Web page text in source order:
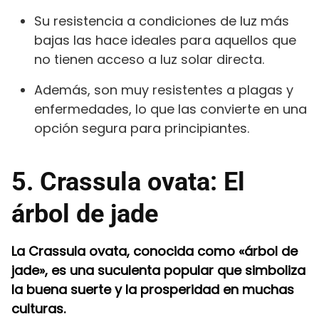
Su resistencia a condiciones de luz más
bajas las hace ideales para aquellos que
no tienen acceso a luz solar directa.
Además, son muy resistentes a plagas y
enfermedades, lo que las convierte en una
opción segura para principiantes.
5. Crassula ovata: El
árbol de jade
La Crassula ovata, conocida como «árbol de
jade», es una suculenta popular que simboliza
la buena suerte y la prosperidad en muchas
culturas.